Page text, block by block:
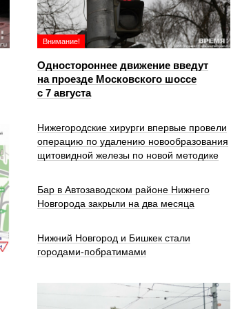
Внимание!
Одностороннее движение введут
на проезде Московского шоссе
с 7 августа
Нижегородские хирурги впервые провели
операцию по удалению новообразования
щитовидной железы по новой методике
Бар в Автозаводском районе Нижнего
Новгорода закрыли на два месяца
Нижний Новгород и Бишкек стали
городами-побратимами